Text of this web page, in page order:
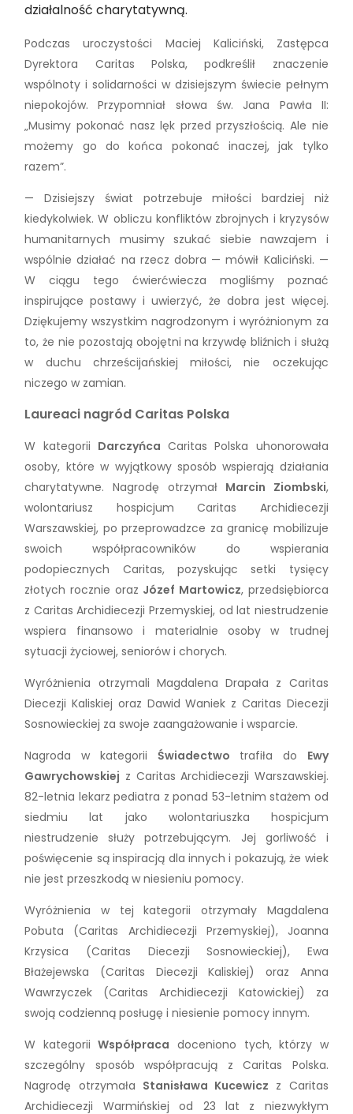
działalność charytatywną.
Podczas uroczystości Maciej Kaliciński, Zastępca
Dyrektora Caritas Polska, podkreślił znaczenie
wspólnoty i solidarności w dzisiejszym świecie pełnym
niepokojów. Przypomniał słowa św. Jana Pawła II:
„Musimy pokonać nasz lęk przed przyszłością. Ale nie
możemy go do końca pokonać inaczej, jak tylko
razem”.
— Dzisiejszy świat potrzebuje miłości bardziej niż
kiedykolwiek. W obliczu konfliktów zbrojnych i kryzysów
humanitarnych musimy szukać siebie nawzajem i
wspólnie działać na rzecz dobra — mówił Kaliciński. —
W ciągu tego ćwierćwiecza mogliśmy poznać
inspirujące postawy i uwierzyć, że dobra jest więcej.
Dziękujemy wszystkim nagrodzonym i wyróżnionym za
to, że nie pozostają obojętni na krzywdę bliźnich i służą
w duchu chrześcijańskiej miłości, nie oczekując
niczego w zamian.
Laureaci nagród Caritas Polska
W kategorii Darczyńca Caritas Polska uhonorowała
osoby, które w wyjątkowy sposób wspierają działania
charytatywne. Nagrodę otrzymał Marcin Ziombski,
wolontariusz hospicjum Caritas Archidiecezji
Warszawskiej, po przeprowadzce za granicę mobilizuje
swoich współpracowników do wspierania
podopiecznych Caritas, pozyskując setki tysięcy
złotych rocznie oraz Józef Martowicz, przedsiębiorca
z Caritas Archidiecezji Przemyskiej, od lat niestrudzenie
wspiera finansowo i materialnie osoby w trudnej
sytuacji życiowej, seniorów i chorych.
Wyróżnienia otrzymali Magdalena Drapała z Caritas
Diecezji Kaliskiej oraz Dawid Waniek z Caritas Diecezji
Sosnowieckiej za swoje zaangażowanie i wsparcie.
Nagroda w kategorii Świadectwo trafiła do Ewy
Gawrychowskiej z Caritas Archidiecezji Warszawskiej.
82-letnia lekarz pediatra z ponad 53-letnim stażem od
siedmiu lat jako wolontariuszka hospicjum
niestrudzenie służy potrzebującym. Jej gorliwość i
poświęcenie są inspiracją dla innych i pokazują, że wiek
nie jest przeszkodą w niesieniu pomocy.
Wyróżnienia w tej kategorii otrzymały Magdalena
Pobuta (Caritas Archidiecezji Przemyskiej), Joanna
Krzysica (Caritas Diecezji Sosnowieckiej), Ewa
Błażejewska (Caritas Diecezji Kaliskiej) oraz Anna
Wawrzyczek (Caritas Archidiecezji Katowickiej) za
swoją codzienną posługę i niesienie pomocy innym.
W kategoriiWspółpraca doceniono tych, którzy w
szczególny sposób współpracują z Caritas Polska.
Nagrodę otrzymała Stanisława Kucewicz z Caritas
Archidiecezji Warmińskiej od 23 lat z niezwykłym